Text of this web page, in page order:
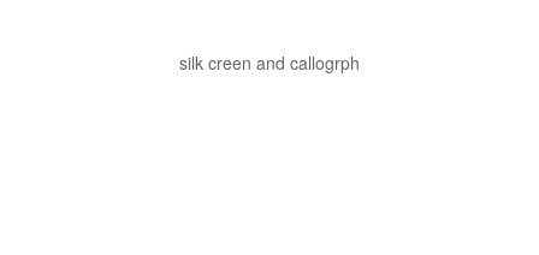
silk creen and callogrph